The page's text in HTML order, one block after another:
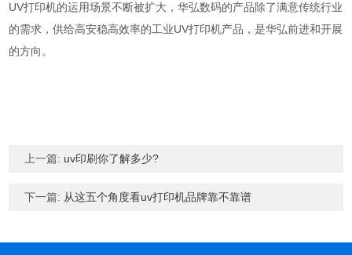
UV打印机的运用场景不断被扩大，华弘数码的产品除了满意传统行业
的需求，供给高安稳高效率的工业UV打印机产品，是华弘前进和开展
的方向。
上一篇: uv印刷你了解多少?
下一篇: 从这五个角度看uv打印机品牌靠不靠谱